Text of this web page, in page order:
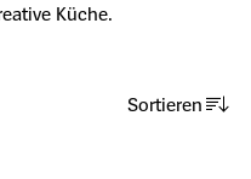
Küche.
Sortieren